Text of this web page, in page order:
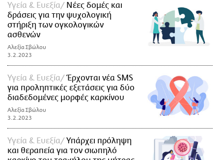
Υγεία & Ευεξία
Νέες δομές και
δράσεις για την ψυχολογική
στήριξη των ογκολογικών
ασθενών
Αλεξία Σβώλου
3.2.2023
Υγεία & Ευεξία
Έρχονται νέα SMS
για προληπτικές εξετάσεις για δύο
διαδεδομένες μορφές καρκίνου
Αλεξία Σβώλου
3.2.2023
Υγεία & Ευεξία
Υπάρχει πρόληψη
και θεραπεία για τον σιωπηλό